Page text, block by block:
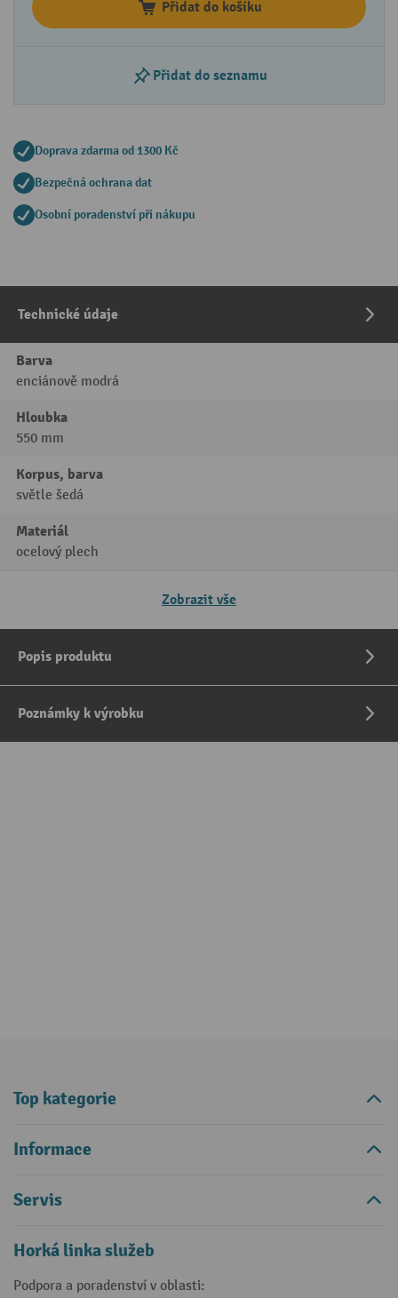
Přidat do košíku
Přidat do seznamu
Doprava zdarma od 1300 Kč
Bezpečná ochrana dat
Osobní poradenství při nákupu
Technické údaje
Barva
enciánově modrá
Hloubka
550 mm
Korpus, barva
světle šedá
Materiál
ocelový plech
Zobrazit vše
Popis produktu
Poznámky k výrobku
Top kategorie
Informace
Servis
Horká linka služeb
Podpora a poradenství v oblasti: